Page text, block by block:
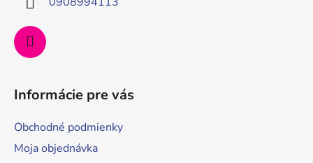
Informácie pre vás
Obchodné podmienky
Moja objednávka